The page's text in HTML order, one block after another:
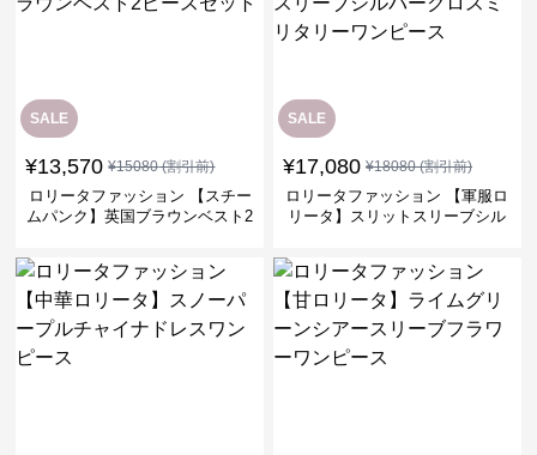
SALE
¥13,570 ¥15080(割引前)
ロリータファッション 【スチー
ムパンク】英国ブラウンベスト2
SALE
¥17,080 ¥18080(割引前)
ロリータファッション 【軍服ロ
リータ】スリットスリーブシル